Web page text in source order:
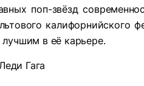
поп-звёзд
калифорнийского
лучшим в её карьере.